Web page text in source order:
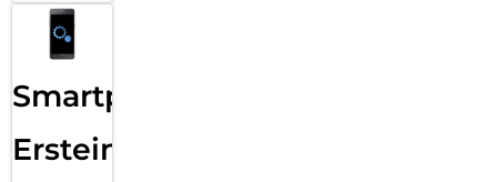
Smartphone
Ersteinrichtung